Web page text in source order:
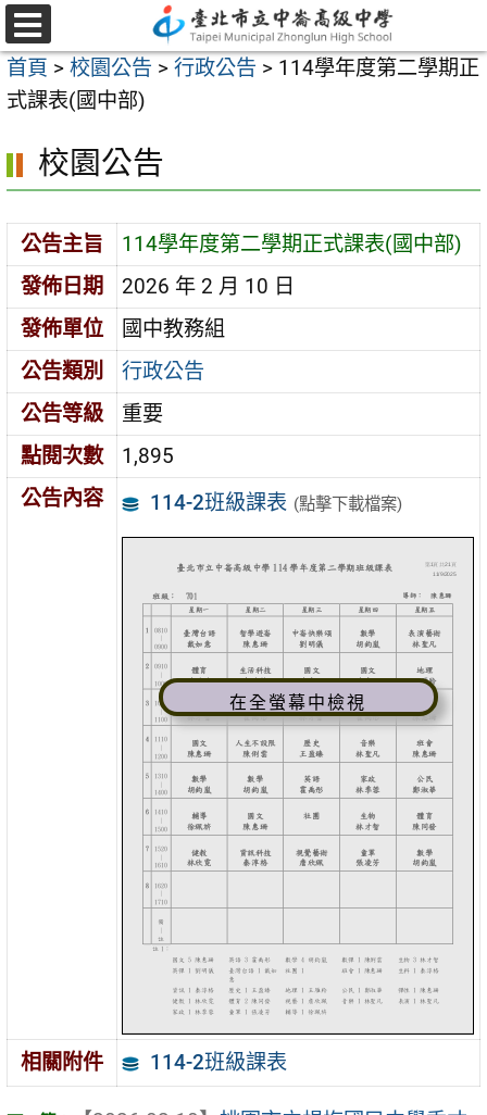
跳
至
主
要
容
選
單
首頁 > 校園公告 > 行政公告 > 114學年度第二學期正
式課表(國中部)
校園公告
公告主旨
114學年度第二學期正式課表(國中部)
發佈日期
2026 年 2 月 10 日
發佈單位
國中教務組
公告類別
行政公告
公告等級
重要
點閱次數
1,895
公告內容
114-2班級課表 (點擊下載檔案)
在全螢幕中檢視
相關附件 114-2班級課表